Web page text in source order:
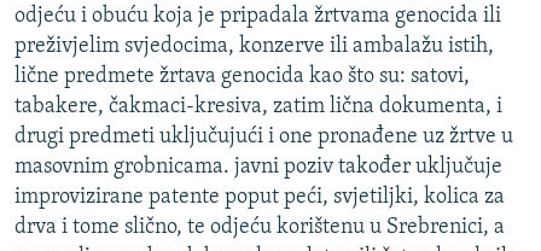
odjeću i obuću koja je pripadala žrtvama genocida ili
preživjelim svjedocima, konzerve ili ambalažu istih,
lične predmete žrtava genocida kao što su: satovi,
tabakere, čakmaci-kresiva, zatim lična dokumenta, i
drugi predmeti uključujući i one pronađene uz žrtve u
masovnim grobnicama. javni poziv također uključuje
improvizirane patente poput peći, svjetiljki, kolica za
drva i tome slično, te odjeću korištenu u Srebrenici, a